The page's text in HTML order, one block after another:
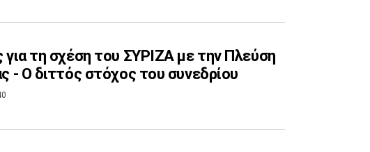
για τη σχέση του ΣΥΡΙΖΑ με την Πλεύση
- Ο διττός στόχος του συνεδρίου